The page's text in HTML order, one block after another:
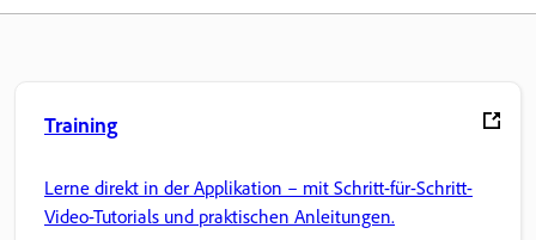
Training
Lerne direkt in der Applikation – mit Schritt-für-Schritt-
Video-Tutorials und praktischen Anleitungen.